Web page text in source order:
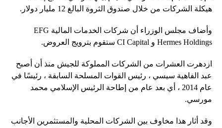
هيكلة الشركات من خلال صندوق الثروة البالغ 12 مليار دولار.
وأضاف مجلس الوزراء أن شركات الخدمات المالية EFG
Hermes Holdings و CI Capital ستقوم بترويج العروض.
ازدهرت العشرات من الشركات المملوكة للجيش منذ أن أصبح
عبد الفاهية سيسي ، رئيس القوات المسلحة السابقة ، رئيسًا في
عام 2014 ، أي بعد عام من إطاحة الرئيس الإسلامي محمد
مورسي.
وقد أثار هذا مخاوف بين الشركات المحلية والمستثمرين الأجانب